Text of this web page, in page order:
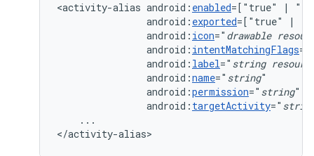
<activity-alias android: enabled=["true"
|
android: exported=["true"
|
android: icon=" drawable
android: intentMatchingFlags
android: label=" string
android:name=" string
android:permission=" string
android: targetActivity="
...
</activity-alias>